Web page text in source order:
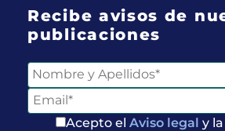
Recibe avisos de
publicaciones
Acepto el Aviso legal y la